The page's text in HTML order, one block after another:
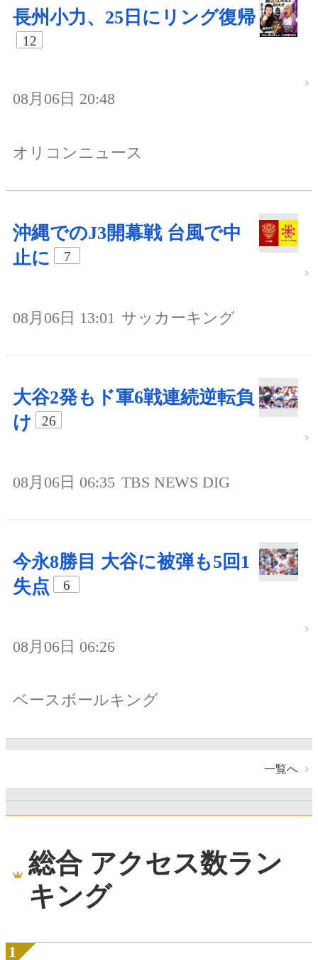
長州小力、25日にリング復帰
12
08月06日 20:48
オリコンニュース
沖縄でのJ3開幕戦 台風で中
止に
7
08月06日 13:01 サッカーキング
大谷2発もド軍6戦連続逆転負
け
26
08月06日 06:35 TBS NEWS DIG
今永8勝目 大谷に被弾も5回1
失点
6
08月06日 06:26
ベースボールキング
一覧へ
総合 アクセス数ラン
キング